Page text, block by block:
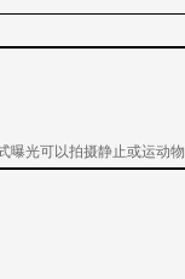
曝光可以拍摄静止或运动